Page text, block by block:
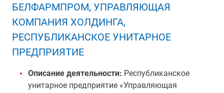
БЕЛФАРМПРОМ, УПРАВЛЯЮЩАЯ
КОМПАНИЯ ХОЛДИНГА,
РЕСПУБЛИКАНСКОЕ УНИТАРНОЕ
ПРЕДПРИЯТИЕ
Описание деятельности: Республиканское
унитарное предприятие «Управляющая